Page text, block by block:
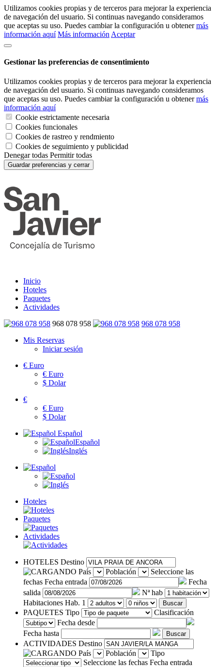
Utilizamos cookies propias y de terceros para mejorar la experiencia
de navegación del usuario. Si continuas navegando consideramos
que aceptas su uso. Puedes cambiar la configuración u obtenermás
información aquí Más información Aceptar
Gestionar las preferencias de consentimiento
Utilizamos cookies propias y de terceros para mejorar la experiencia
de navegación del usuario. Si continuas navegando consideramos
que aceptas su uso. Puedes cambiar la configuración u obtenermás
información aquí
Cookie estrictamente necesaria
Cookies funcionales
Cookies de rastreo y rendmiento
Cookies de seguimiento y publicidad
Denegar todas Permitir todas
Guardar preferencias y cerrar
Inicio
Hoteles
Paquetes
Actividades
968 078 958
968 078 958
Mis Reservas
Iniciar sesión
€ Euro
€ Euro
$ Dolar
€
€ Euro
$ Dolar
Español
Español
Inglés
Hoteles
Paquetes
Actividades
HOTELES Destino
País
Población
Seleccione las
fechas Fecha entrada
Fecha
salida
Nª hab
Habitaciones Hab. 1 Buscar
PAQUETES Tipo
Clasificación
Fecha desde
Fecha hasta
Buscar
ACTIVIDADES Destino
País
Población
Tipo
Seleccione las fechas Fecha entrada